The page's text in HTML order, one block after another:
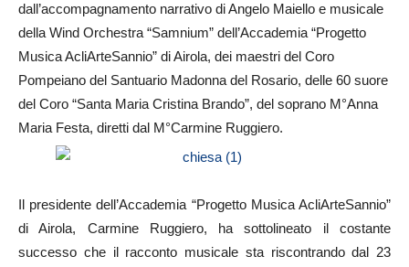
dall’accompagnamento narrativo di Angelo Maiello e musicale
della Wind Orchestra “Samnium” dell’Accademia “Progetto
Musica AcliArteSannio” di Airola, dei maestri del Coro
Pompeiano del Santuario Madonna del Rosario, delle 60 suore
del Coro “Santa Maria Cristina Brando”, del soprano M°Anna
Maria Festa, diretti dal M°Carmine Ruggiero.
Il presidente dell’Accademia “Progetto Musica AcliArteSannio”
di Airola, Carmine Ruggiero, ha sottolineato il costante
successo che il racconto musicale sta riscontrando dal 23